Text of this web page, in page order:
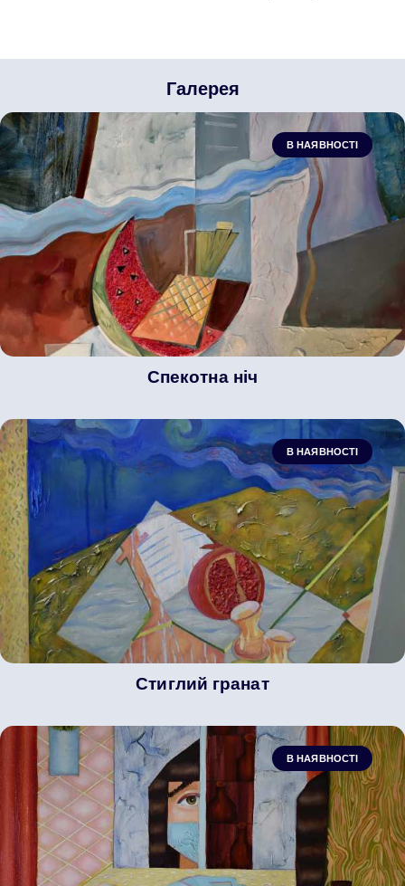
Галерея
В НАЯВНОСТІ
Спекотна ніч
В НАЯВНОСТІ
Стиглий гранат
В НАЯВНОСТІ